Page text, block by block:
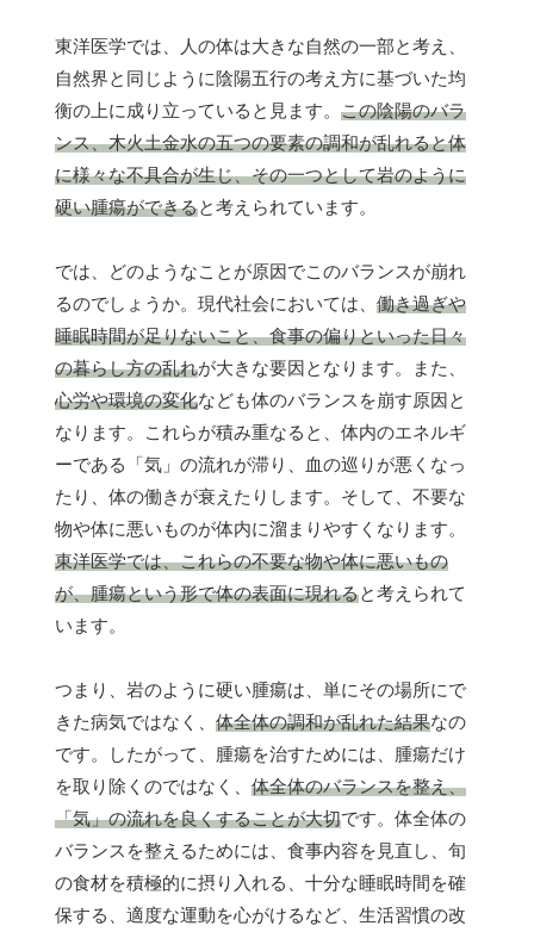
東洋医学では、人の体は大きな自然の一部と考え、
自然界と同じように陰陽五行の考え方に基づいた均
衡の上に成り立っていると見ます。 この陰陽のバラ
ンス、木火土金水の五つの要素の調和が乱れると体
に様々な不具合が生じ、その一つとして岩のように
硬い腫瘍ができると考えられています。
では、どのようなことが原因でこのバランスが崩れ
るのでしょうか。現代社会においては、 働き過ぎや
睡眠時間が足りないこと、食事の偏りといった日々
の暮らし方の乱れが大きな要因となります。また、
心労や環境の変化なども体のバランスを崩す原因と
なります。これらが積み重なると、体内のエネルギ
ーである「気」の流れが滞り、血の巡りが悪くなっ
たり、体の働きが衰えたりします。そして、不要な
物や体に悪いものが体内に溜まりやすくなります。
東洋医学では、これらの不要な物や体に悪いもの
が、腫瘍という形で体の表面に現れると考えられて
います。
つまり、岩のように硬い腫瘍は、単にその場所にで
きた病気ではなく、 体全体の調和が乱れた結果なの
です。したがって、腫瘍を治すためには、腫瘍だけ
を取り除くのではなく、 体全体のバランスを整え、
「気」の流れを良くすることが大切です。体全体の
バランスを整えるためには、食事内容を見直し、旬
の食材を積極的に摂り入れる、十分な睡眠時間を確
保する、適度な運動を心がけるなど、生活習慣の改